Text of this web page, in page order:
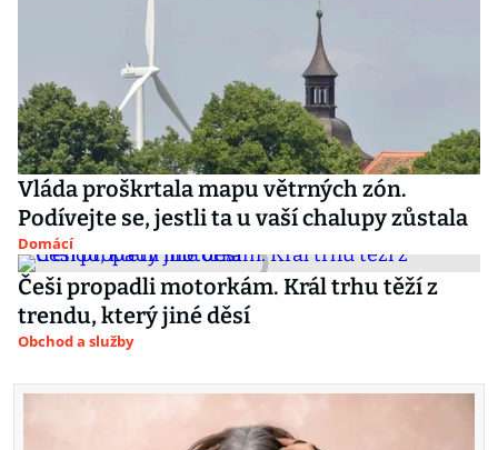
Vláda proškrtala mapu větrných zón.
Podívejte se, jestli ta u vaší chalupy zůstala
Domácí
Češi propadli motorkám. Král trhu těží z
trendu, který jiné děsí
Obchod a služby